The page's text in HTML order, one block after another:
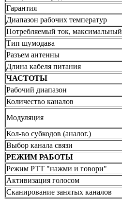
Гарантия
Диапазон рабочих температур
Потребляемый ток, максимальный
Тип шумодава
Разъем антенны
Длина кабеля питания
ЧАСТОТЫ
Рабочий диапазон
Количество каналов
Модуляция
Кол-во субкодов (аналог.)
Выбор канала связи
РЕЖИМ РАБОТЫ
Режим PTT "нажми и говори"
Активизация голосом
Сканирование занятых каналов